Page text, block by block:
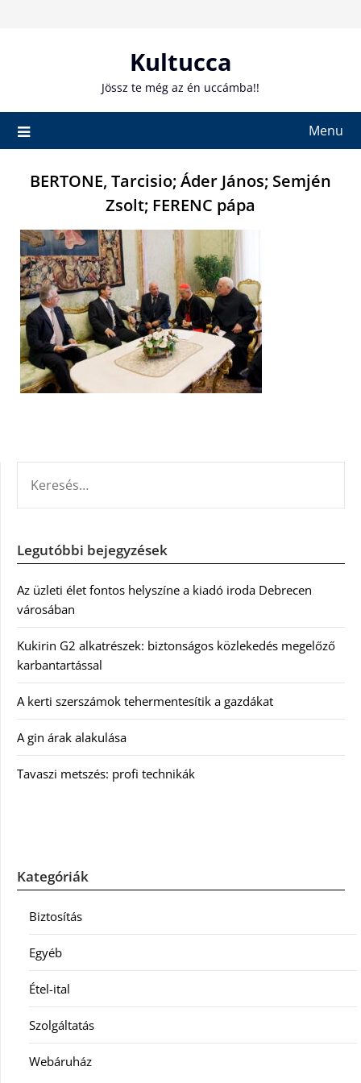
Kultucca
Jössz te még az én uccámba!!
Menu
BERTONE, Tarcisio; Áder János; Semjén
Zsolt; FERENC pápa
Legutóbbi bejegyzések
Az üzleti élet fontos helyszíne a kiadó iroda Debrecen
városában
Kukirin G2 alkatrészek: biztonságos közlekedés megelőző
karbantartással
A kerti szerszámok tehermentesítik a gazdákat
A gin árak alakulása
Tavaszi metszés: profi technikák
Kategóriák
Biztosítás
Egyéb
Étel-ital
Szolgáltatás
Webáruház